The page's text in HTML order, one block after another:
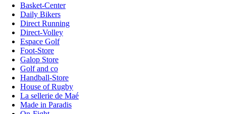
Basket-Center
Daily Bikers
Direct Running
Direct-Volley
Espace Golf
Foot-Store
Galop Store
Golf and co
Handball-Store
House of Rugby
La sellerie de Maé
Made in Paradis